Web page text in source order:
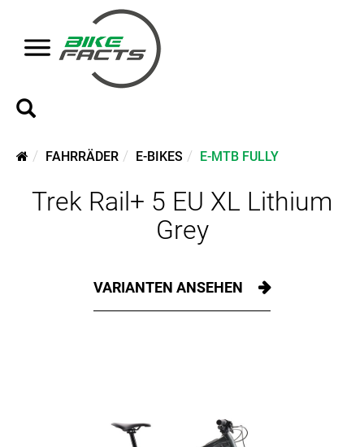
FAHRRÄDER E-BIKES E-MTB FULLY
Trek Rail+ 5 EU XL Lithium
Grey
VARIANTEN ANSEHEN